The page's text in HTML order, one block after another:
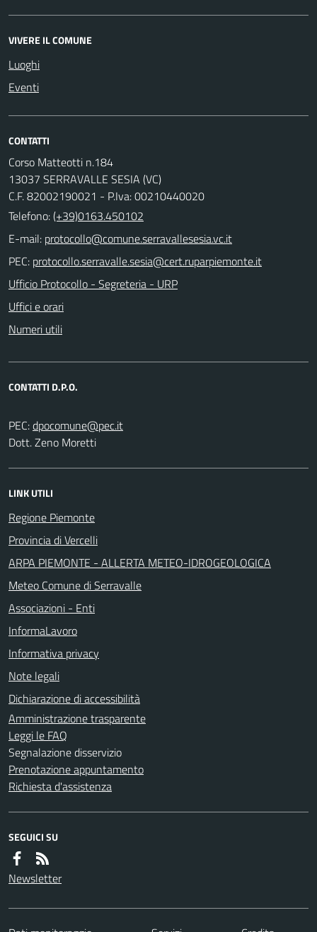
VIVERE IL COMUNE
Luoghi
Eventi
CONTATTI
Corso Matteotti n.184
13037 SERRAVALLE SESIA (VC)
C.F. 82002190021 - P.Iva: 00210440020
Telefono:(+39)0163.450102
E-mail:
PEC:
Ufficio Protocollo - Segreteria - URP
Uffici e orari
Numeri utili
CONTATTI D.P.O.
PEC:
Dott. Zeno Moretti
LINK UTILI
Regione Piemonte
Provincia di Vercelli
ARPA PIEMONTE - ALLERTA METEO-IDROGEOLOGICA
Meteo Comune di Serravalle
Associazioni - Enti
InformaLavoro
Informativa privacy
Note legali
Dichiarazione di accessibilità
Amministrazione trasparente
Leggi le FAQ
Segnalazione disservizio
Prenotazione appuntamento
Richiesta d'assistenza
SEGUICI SU
Newsletter